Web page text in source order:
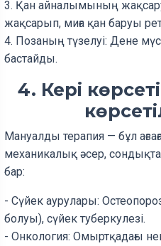
3. Қан айналымының
жақсарып, миға қан баруы
4. Позаның түзелуі: Дене
бастайды.
4. Кері
Мануалды терапия — бұл
механикалық әсер,
бар:
- Сүйек аурулары:
болуы), сүйек туберкулезі.
- Онкология: Омыртқадағы